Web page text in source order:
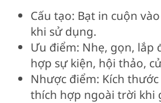
Cấu tạo: Bạt in cuộn
khi sử dụng.
Ưu điểm: Nhẹ, gọn, lắp
hợp sự kiện, hội thảo,
Nhược điểm: Kích
thích hợp ngoài trời khi